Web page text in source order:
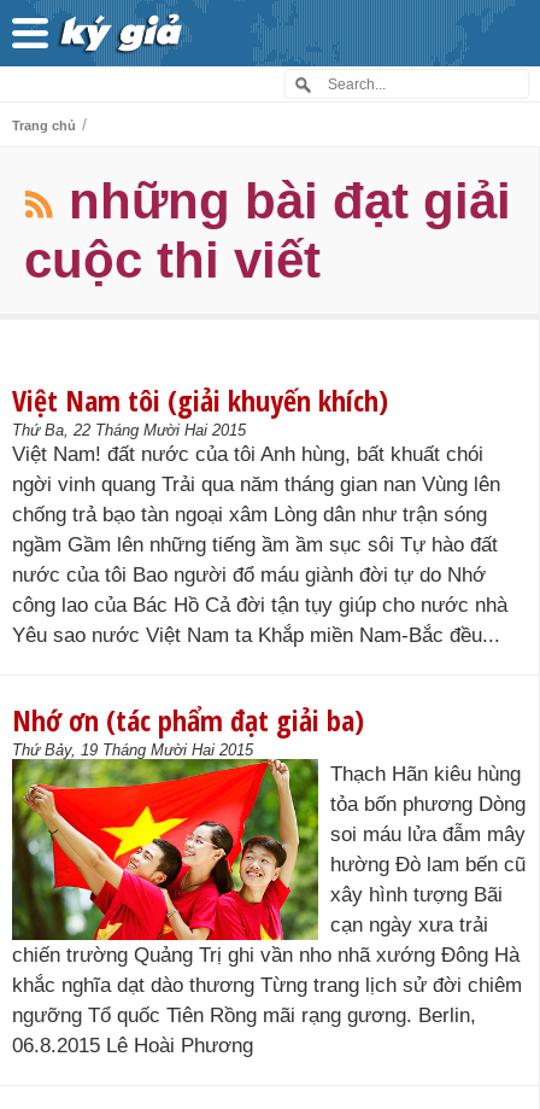
Trang chủ /
những bài đạt giải
cuộc thi viết
Việt Nam tôi (giải khuyến khích)
Thứ Ba, 22 Tháng Mười Hai 2015
Việt Nam! đất nước của tôi Anh hùng, bất khuất chói
ngời vinh quang Trải qua năm tháng gian nan Vùng lên
chống trả bạo tàn ngoại xâm Lòng dân như trận sóng
ngầm Gầm lên những tiếng ầm ầm sục sôi Tự hào đất
nước của tôi Bao người đổ máu giành đời tự do Nhớ
công lao của Bác Hồ Cả đời tận tụy giúp cho nước nhà
Yêu sao nước Việt Nam ta Khắp miền Nam-Bắc đều...
Nhớ ơn (tác phẩm đạt giải ba)
Thứ Bảy, 19 Tháng Mười Hai 2015
Thạch Hãn kiêu hùng
tỏa bốn phương Dòng
soi máu lửa đẫm mây
hường Đò lam bến cũ
xây hình tượng Bãi
cạn ngày xưa trải
chiến trường Quảng Trị ghi vần nho nhã xướng Đông Hà
khắc nghĩa dạt dào thương Từng trang lịch sử đời chiêm
ngưỡng Tổ quốc Tiên Rồng mãi rạng gương. Berlin,
06.8.2015 Lê Hoài Phương